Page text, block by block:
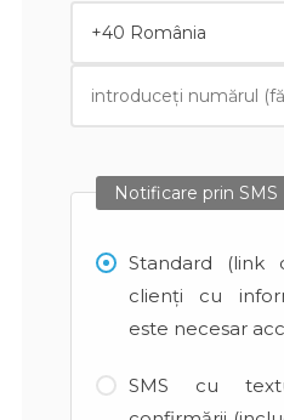
Notificare prin SMS
Standard (link
clienți cu
este necesar
SMS cu